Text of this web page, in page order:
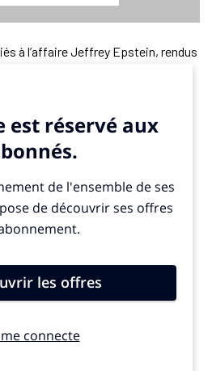
à l’affaire Jeffrey Epstein, rendus
des échanges de courriels
vingt ans entre Casey
2028, et Ghislaine Maxwell,
sexuel de mineures. Ces
lire ici.
que les derniers fichiers Epstein
emails échangés en 2003 entre
de Jeffrey Epstein. Ces messages
relation cordiale, voire intime, plus
documents mentionnent un vol